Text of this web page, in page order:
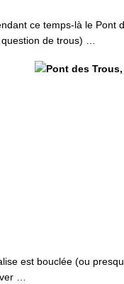
ce temps-là le Pont
de trous) …
est bouclée (ou
…